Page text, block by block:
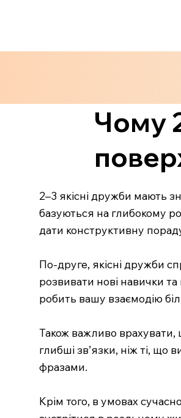
Чому
2–3 якісні дружби мають
базуються на глибокому
дати конструктивну
По-друге, якісні дружби
розвивати нові навички
робить вашу взаємодію
Також важливо врахувати,
глибші зв’язки, ніж ті,
фразами.
Крім того, в умовах